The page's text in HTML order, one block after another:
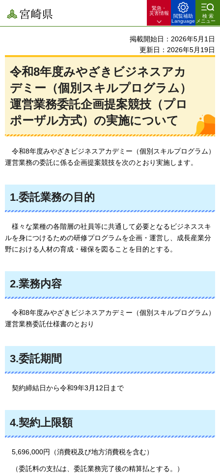
宮崎県
緊急・
災害情報
閲覧補助
Language
検索
メニュー
掲載開始日：2026年5月1日
更新日：2026年5月19日
令和8年度みやざきビジネスアカ
デミー（個別スキルプログラム）
運営業務委託企画提案競技（プロ
ポーザル方式）の実施について
令和8年度みやざきビジネスアカデミー（個別スキルプログラム）
運営業務の委託に係る企画提案競技を次のとおり実施します。
1.委託業務の目的
様々な業種の各階層の社員等に共通して必要となるビジネススキ
ルを身につけるための研修プログラムを企画・運営し、成長産業分
野における人材の育成・確保を図ることを目的とする。
2.業務内容
令和8年度みやざきビジネスアカデミー（個別スキルプログラム）
運営業務委託仕様書のとおり
3.委託期間
契約締結日から令和9年3月12日まで
4.契約上限額
5,696,000円（消費税及び地方消費税を含む）
（委託料の支払は、委託業務完了後の精算払とする。）